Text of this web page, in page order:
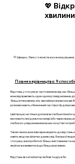
💖
хвилини
💛 Швидко. Легко. І з ясністю в кожному рішенні.
Повне керівництво: 9
Відстань у стосунках часто вимагає від нас
вони відправляють один одному повідомлення,
більш інтенсивним, ніж звичайні розмови на
розмови мають обмежений час і простір для
Цей процес не тільки допомагає глибше пізнати
висловити свої думки на папері або через
глибокого усвідомлення власних почуттів і
Таким чином, важливо враховувати, що відстань
навіть якщо ви фізично далеко від близької
стосунки, але й робити їх більш змістовними
який може виявитися ще більш важливим.
Відстань як каталізатор любові та дружби